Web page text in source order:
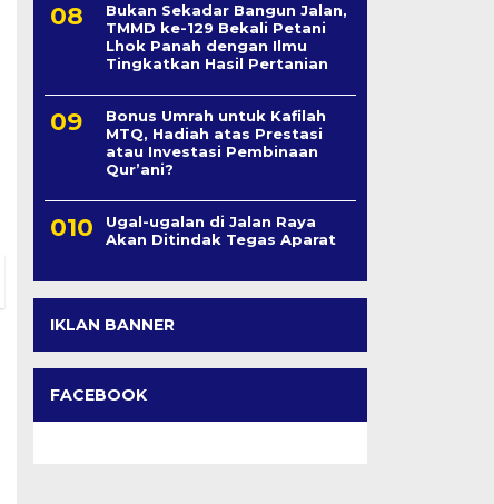
Bukan Sekadar Bangun Jalan,
TMMD ke-129 Bekali Petani
Lhok Panah dengan Ilmu
Tingkatkan Hasil Pertanian
Bonus Umrah untuk Kafilah
MTQ, Hadiah atas Prestasi
atau Investasi Pembinaan
Qur’ani?
Ugal-ugalan di Jalan Raya
Akan Ditindak Tegas Aparat
IKLAN BANNER
FACEBOOK